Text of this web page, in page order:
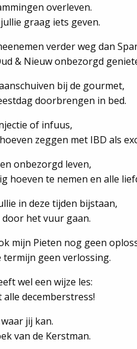
overleven.
graag iets geven.
verder weg dan
& Nieuw onbezorgd
bij de gourmet,
doorbrengen in bed.
of infuus,
zeggen met IBD als
onbezorgd leven,
hoeven te nemen en alle
in deze tijden bijstaan,
het vuur gaan.
mijn Pieten nog geen
geen verlossing.
wel een wijze les:
decemberstress!
jij kan.
van de Kerstman.